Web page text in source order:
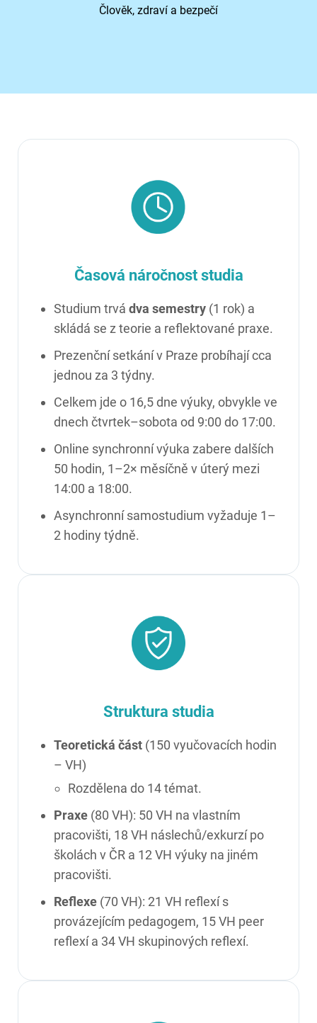
Člověk, zdraví a bezpečí
Časová náročnost studia
Studium trvá dva semestry (1 rok) a
skládá se z teorie a reflektované praxe.
Prezenční setkání v Praze probíhají cca
jednou za 3 týdny.
Celkem jde o 16,5 dne výuky, obvykle ve
dnech čtvrtek–sobota od 9:00 do 17:00.
Online synchronní výuka zabere dalších
50 hodin, 1–2× měsíčně v úterý mezi
14:00 a 18:00.
Asynchronní samostudium vyžaduje 1–
2 hodiny týdně.
Struktura studia
Teoretická část (150 vyučovacích hodin
– VH)
Rozdělena do 14 témat.
Praxe (80 VH): 50 VH na vlastním
pracovišti, 18 VH náslechů/exkurzí po
školách v ČR a 12 VH výuky na jiném
pracovišti.
Reflexe (70 VH): 21 VH reflexí s
provázejícím pedagogem, 15 VH peer
reflexí a 34 VH skupinových reflexí.